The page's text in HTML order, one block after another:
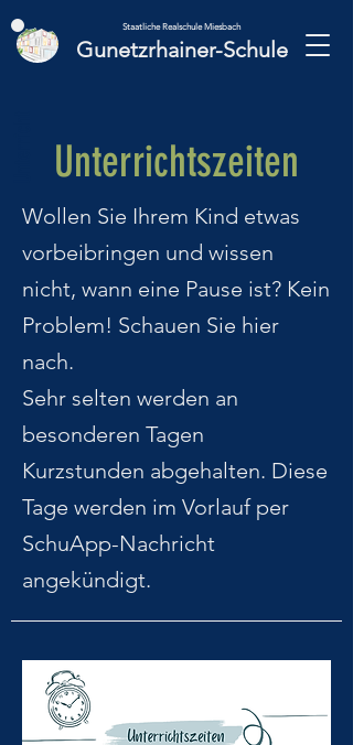
Staatliche Realschule Miesbach
Gunetzrhainer-Schule
Unterrichtszeiten
Wollen Sie Ihrem Kind etwas
vorbeibringen und wissen
nicht, wann eine Pause ist? Kein
Problem! Schauen Sie hier
nach.
Sehr selten werden an
besonderen Tagen
Kurzstunden abgehalten. Diese
Tage werden im Vorlauf per
SchuApp-Nachricht
angekündigt.